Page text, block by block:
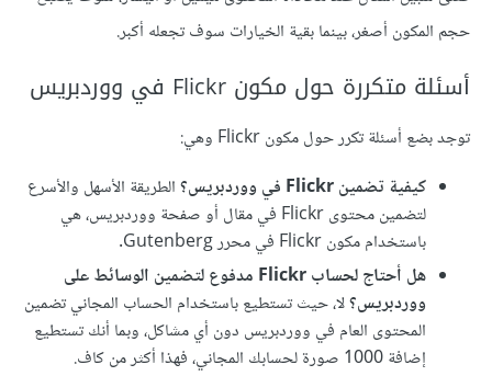
حجم المكون أصغر، بينما بقية الخيارات سوف تجعله أكبر.
أسئلة متكررة حول مكون Flickr في ووردبريس
توجد بضع أسئلة تكرر حول مكون Flickr وهي:
كيفية تضمين Flickr في ووردبريس؟
الطريقة الأسهل والأسرع
لتضمين محتوى Flickr في مقال أو صفحة ووردبريس، هي
باستخدام مكون Flickr في محرر Gutenberg.
هل أحتاج لحساب Flickr مدفوع لتضمين الوسائط على
ووردبريس؟لا، حيث تستطيع باستخدام الحساب المجاني تضمين
المحتوى العام في ووردبريس دون أي مشاكل، وبما أنك تستطيع
إضافة 1000 صورة لحسابك المجاني، فهذا أكثر من كاف.